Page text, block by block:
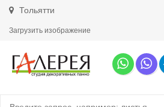
Тольятти
Загрузить изображение